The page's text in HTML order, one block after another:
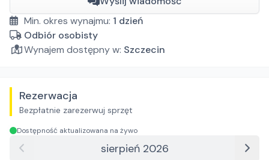
Min. okres wynajmu: 1 dzień
Odbiór osobisty
Wynajem dostępny w: Szczecin
Rezerwacja
Bezpłatnie zarezerwuj sprzęt
Dostępność aktualizowana na żywo
sierpień 2026